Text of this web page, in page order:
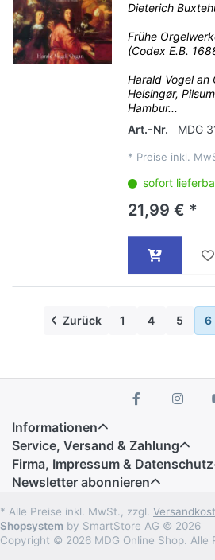
Dieterich
Frühe
(Codex E.B.
Harald Vogel an
Helsingør,
Hambur...
Art.-Nr.
MDG
* Preise inkl.
sofort
21,99 € *
Zurück 1 4 5 6
Informationen
Service, Versand & Zahlung
Firma, Impressum & Datenschutz
Newsletter abonnieren
* Alle Preise inkl. MwSt., zzgl.
Shopsystem by SmartStore AG © 2026
Copyright © 2026 MDG Online Shop. Alle